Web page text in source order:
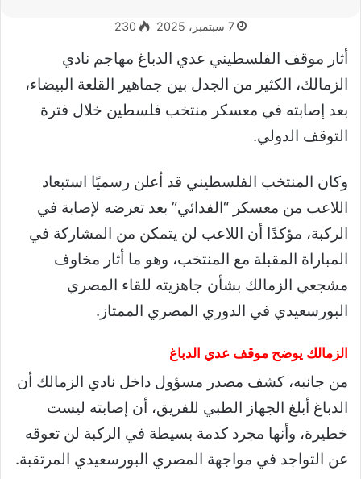
7 سبتمبر، 2025 230
أثار موقف الفلسطيني عدي الدباغ مهاجم نادي
الزمالك، الكثير من الجدل بين جماهير القلعة البيضاء،
بعد إصابته في معسكر منتخب فلسطين خلال فترة
التوقف الدولي.
وكان المنتخب الفلسطيني قد أعلن رسميًا استبعاد
اللاعب من معسكر “الفدائي” بعد تعرضه لإصابة في
الركبة، مؤكدًا أن اللاعب لن يتمكن من المشاركة في
المباراة المقبلة مع المنتخب، وهو ما أثار مخاوف
مشجعي الزمالك بشأن جاهزيته للقاء المصري
البورسعيدي في الدوري المصري الممتاز.
الزمالك يوضح موقف عدي الدباغ
من جانبه، كشف مصدر مسؤول داخل نادي الزمالك أن
الدباغ أبلغ الجهاز الطبي للفريق، أن إصابته ليست
خطيرة، وأنها مجرد كدمة بسيطة في الركبة لن تعوقه
عن التواجد في مواجهة المصري البورسعيدي المرتقبة.